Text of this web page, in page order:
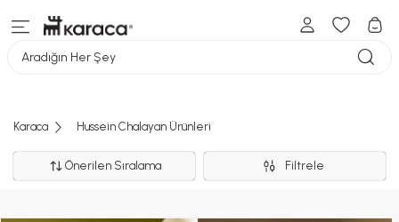
Aradığın Her Şey
Karaca Hussein Chalayan Ürünleri
Önerilen Sıralama Filtrele